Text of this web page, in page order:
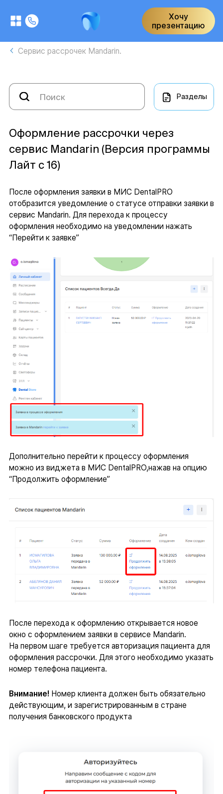
Хочу
презентацию
Сервис рассрочек Mandarin.
Разделы
Оформление рассрочки через
сервис Mandarin (Версия программы
Лайт с 16)
После оформления заявки в МИС DentalPRO
отобразится уведомление о статусе отправки заявки в
сервис Mandarin. Для перехода к процессу
оформления необходимо на уведомлении нажать
“Перейти к заявке”
Дополнительно перейти к процессу оформления
можно из виджета в МИС DentalPRO,нажав на опцию
“Продолжить оформление”
После перехода к оформлению открывается новое
окно с оформлением заявки в сервисе Mandarin.
На первом шаге требуется авторизация пациента для
оформления рассрочки. Для этого необходимо указать
номер телефона пациента.
Внимание! Номер клиента должен быть обязательно
действующим, и зарегистрированным в стране
получения банковского продукта